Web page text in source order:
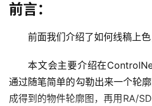
前言：
前面我们介绍了如何线稿上色
本文会主要介绍在
通过随笔简单的勾勒出来一个轮
成得到的物件轮廓图，再用RA/